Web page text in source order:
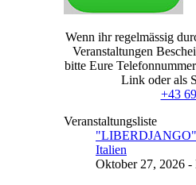
Wenn ihr regelmässig
Veranstaltungen
bitte Eure
Link oder als
+43
Veranstaltungsliste
"LIBERDJANGO"
Italien
Oktober 27, 2026